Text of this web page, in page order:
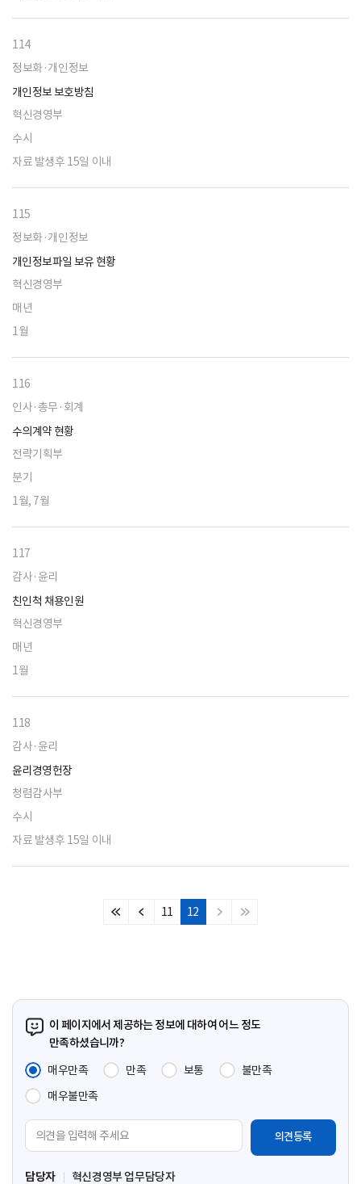
114
정보화·개인정보
개인정보 보호방침
혁신경영부
수시
자료 발생후 15일 이내
115
정보화·개인정보
개인정보파일 보유 현황
혁신경영부
매년
1월
116
인사·총무·회계
수의계약 현황
전략기획부
분기
1월, 7월
117
감사·윤리
친인척 채용인원
혁신경영부
매년
1월
118
감사·윤리
윤리경영헌장
청렴감사부
수시
자료 발생후 15일 이내
처
이
11 12
다
마
이 페이지에서 제공하는 정보에 대하여 어느 정도
만족하셨습니까?
매우만족
만족 보통
불만족
매우불만족
견
입
담당자 혁신경영부 업무담당자